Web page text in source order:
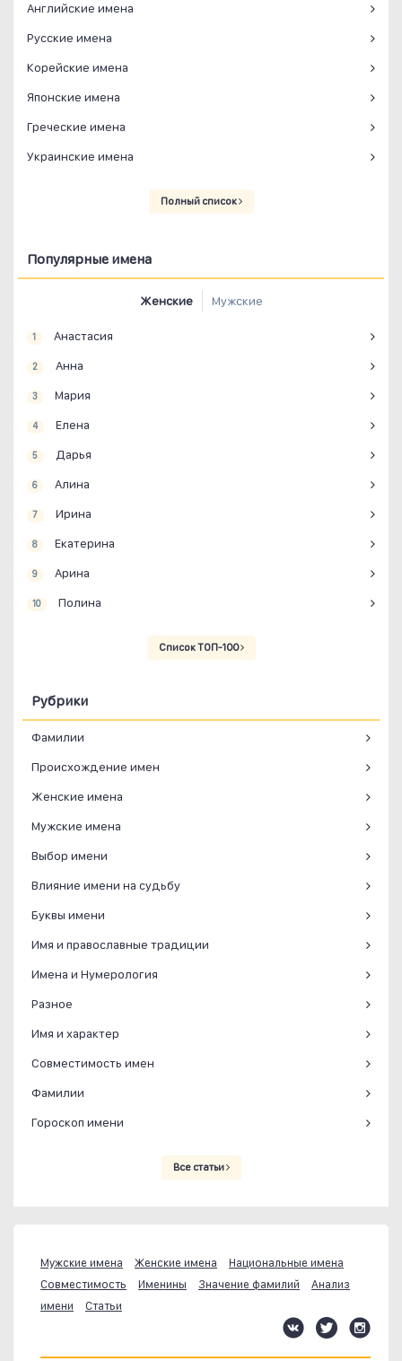
Английские имена
Русские имена
Корейские имена
Японские имена
Греческие имена
Украинские имена
Полный список
Популярные имена
Женские Мужские
1 Анастасия
2 Анна
3 Мария
4 Елена
5 Дарья
6 Алина
7 Ирина
8 Екатерина
9 Арина
10 Полина
Список ТОП-100
Рубрики
Фамилии
Происхождение имен
Женские имена
Мужские имена
Выбор имени
Влияние имени на судьбу
Буквы имени
Имя и православные традиции
Имена и Нумерология
Разное
Имя и характер
Совместимость имен
Фамилии
Гороскоп имени
Все статьи
Мужские имена Женские имена
Национальные имена
Совместимость
Именины Значение фамилий
Анализ
имени
Статьи